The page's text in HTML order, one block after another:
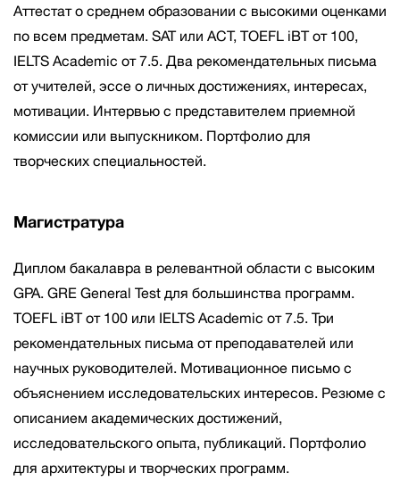
Аттестат о среднем образовании с высокими оценками
по всем предметам. SAT или ACT, TOEFL iBT от 100,
IELTS Academic от 7.5. Два рекомендательных письма
от учителей, эссе о личных достижениях, интересах,
мотивации. Интервью с представителем приемной
комиссии или выпускником. Портфолио для
творческих специальностей.
Магистратура
Диплом бакалавра в релевантной области с высоким
GPA. GRE General Test для большинства программ.
TOEFL iBT от 100 или IELTS Academic от 7.5. Три
рекомендательных письма от преподавателей или
научных руководителей. Мотивационное письмо с
объяснением исследовательских интересов. Резюме с
описанием академических достижений,
исследовательского опыта, публикаций. Портфолио
для архитектуры и творческих программ.